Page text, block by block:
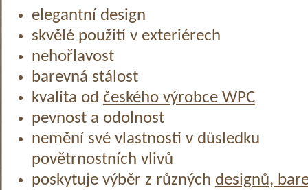
elegantní design
skvělé použití v exteriérech
nehořlavost
barevná stálost
kvalita od českého výrobce WPC
pevnost a odolnost
nemění své vlastnosti v důsledku
povětrnostních vlivů
poskytuje výběr z různých designů,